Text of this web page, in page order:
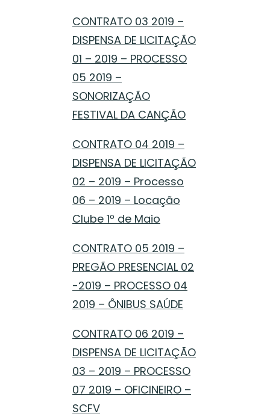
CONTRATO 03 2019 –
DISPENSA DE LICITAÇÃO
01 – 2019 – PROCESSO
05 2019 –
SONORIZAÇÃO
FESTIVAL DA CANÇÃO
CONTRATO 04 2019 –
DISPENSA DE LICITAÇÃO
02 – 2019 – Processo
06 – 2019 – Locação
Clube 1º de Maio
CONTRATO 05 2019 –
PREGÃO PRESENCIAL 02
-2019 – PROCESSO 04
2019 – ÔNIBUS SAÚDE
CONTRATO 06 2019 –
DISPENSA DE LICITAÇÃO
03 – 2019 – PROCESSO
07 2019 – OFICINEIRO –
SCFV